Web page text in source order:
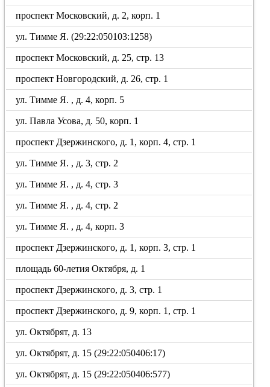
проспект Московский, д. 2, корп. 1
ул. Тимме Я. (29:22:050103:1258)
проспект Московский, д. 25, стр. 13
проспект Новгородский, д. 26, стр. 1
ул. Тимме Я. , д. 4, корп. 5
ул. Павла Усова, д. 50, корп. 1
проспект Дзержинского, д. 1, корп. 4, стр. 1
ул. Тимме Я. , д. 3, стр. 2
ул. Тимме Я. , д. 4, стр. 3
ул. Тимме Я. , д. 4, стр. 2
ул. Тимме Я. , д. 4, корп. 3
проспект Дзержинского, д. 1, корп. 3, стр. 1
площадь 60-летия Октября, д. 1
проспект Дзержинского, д. 3, стр. 1
проспект Дзержинского, д. 9, корп. 1, стр. 1
ул. Октябрят, д. 13
ул. Октябрят, д. 15 (29:22:050406:17)
ул. Октябрят, д. 15 (29:22:050406:577)